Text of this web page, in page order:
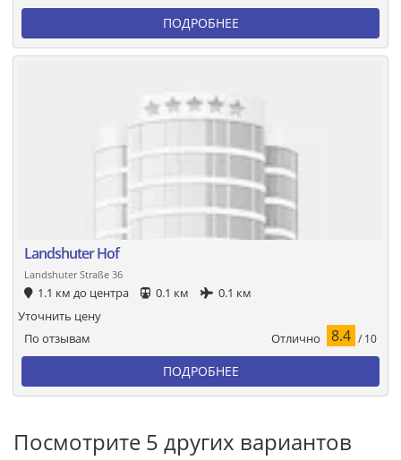
ПОДРОБНЕЕ
Landshuter Hof
Landshuter Straße 36
1.1 км до центра 0.1 км 0.1 км
По отзывам Отлично 8.4 / 10
Уточнить цену
ПОДРОБНЕЕ
Посмотрите 5 других вариантов